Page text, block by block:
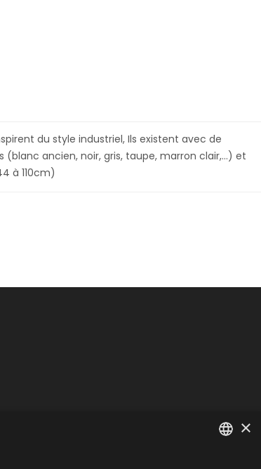
du style industriel, Ils existent avec de
ancien, noir, gris, taupe, marron clair,…) et
à 110cm)
×